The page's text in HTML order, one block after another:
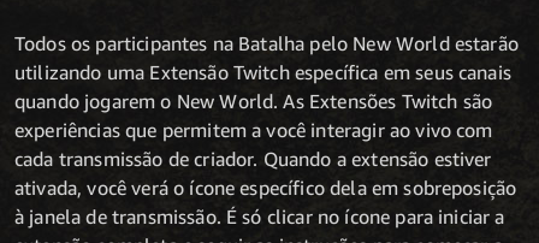
Todos os participantes na Batalha pelo New World estarão
utilizando uma Extensão Twitch específica em seus canais
quando jogarem o New World. As Extensões Twitch são
experiências que permitem a você interagir ao vivo com
cada transmissão de criador. Quando a extensão estiver
ativada, você verá o ícone específico dela em sobreposição
à janela de transmissão. É só clicar no ícone para iniciar a